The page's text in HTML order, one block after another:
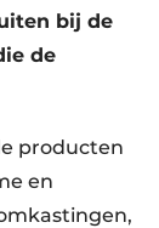
bij de
de
producten
en